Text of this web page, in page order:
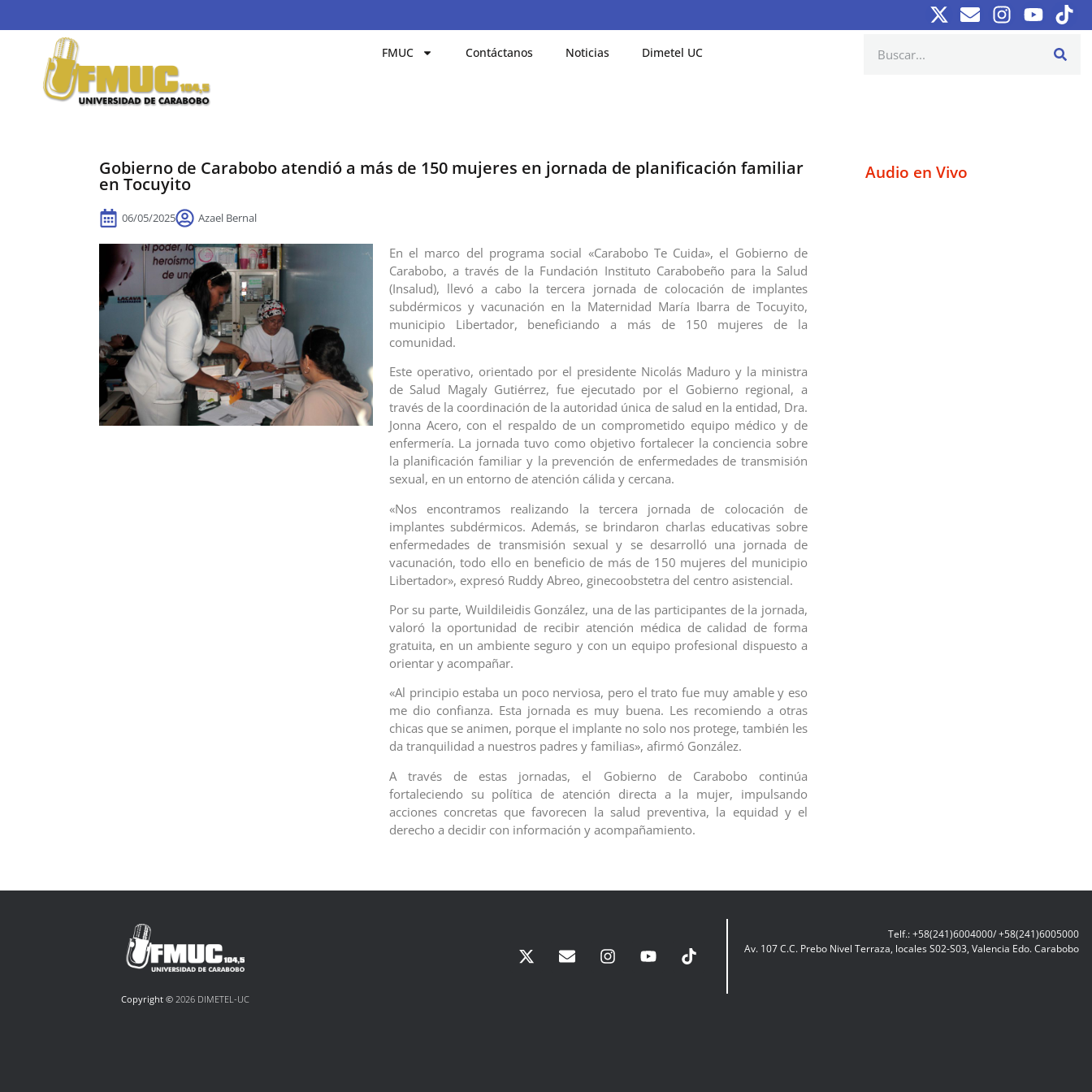
FMUC Contáctanos Noticias Dimetel UC
Gobierno de Carabobo atendió a más de 150 mujeres en jornada de planificación familiar
en Tocuyito
06/05/2025 Azael Bernal
En el marco del programa social «Carabobo Te Cuida», el Gobierno de
Carabobo, a través de la Fundación Instituto Carabobeño para la Salud
(Insalud), llevó a cabo la tercera jornada de colocación de implantes
subdérmicos y vacunación en la Maternidad María Ibarra de Tocuyito,
municipio Libertador, beneficiando a más de 150 mujeres de la
comunidad.
Este operativo, orientado por el presidente Nicolás Maduro y la ministra
de Salud Magaly Gutiérrez, fue ejecutado por el Gobierno regional, a
través de la coordinación de la autoridad única de salud en la entidad, Dra.
Jonna Acero, con el respaldo de un comprometido equipo médico y de
enfermería. La jornada tuvo como objetivo fortalecer la conciencia sobre
la planificación familiar y la prevención de enfermedades de transmisión
sexual, en un entorno de atención cálida y cercana.
«Nos encontramos realizando la tercera jornada de colocación de
implantes subdérmicos. Además, se brindaron charlas educativas sobre
enfermedades de transmisión sexual y se desarrolló una jornada de
vacunación, todo ello en beneficio de más de 150 mujeres del municipio
Libertador», expresó Ruddy Abreo, ginecoobstetra del centro asistencial.
Por su parte, Wuildileidis González, una de las participantes de la jornada,
valoró la oportunidad de recibir atención médica de calidad de forma
gratuita, en un ambiente seguro y con un equipo profesional dispuesto a
orientar y acompañar.
«Al principio estaba un poco nerviosa, pero el trato fue muy amable y eso
me dio confianza. Esta jornada es muy buena. Les recomiendo a otras
chicas que se animen, porque el implante no solo nos protege, también les
da tranquilidad a nuestros padres y familias», afirmó González.
A través de estas jornadas, el Gobierno de Carabobo continúa
fortaleciendo su política de atención directa a la mujer, impulsando
acciones concretas que favorecen la salud preventiva, la equidad y el
derecho a decidir con información y acompañamiento.
Audio en Vivo
Copyright ©2026 DIMETEL-UC
Telf.: +58(241)6004000/ +58(241)6005000
Av. 107 C.C. Prebo Nivel Terraza, locales S02-S03, Valencia Edo. Carabobo